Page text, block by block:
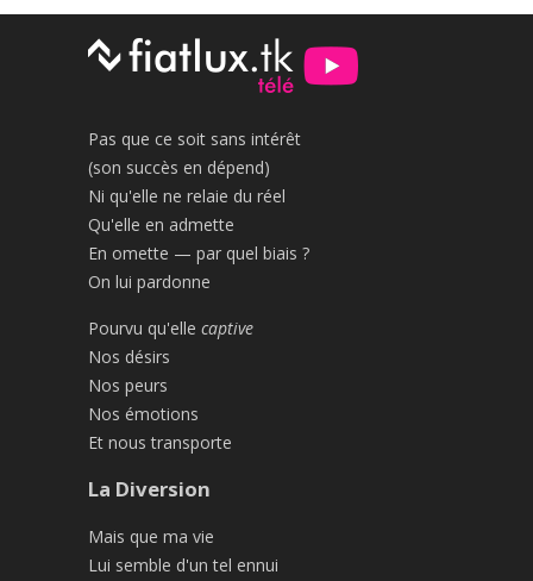
Pas que ce soit sans intérêt
(son succès en dépend)
Ni qu'elle ne relaie du réel
Qu'elle en admette
En omette — par quel biais ?
On lui pardonne
Pourvu qu'elle captive
Nos désirs
Nos peurs
Nos émotions
Et nous transporte
La Diversion
Mais que ma vie
Lui semble d'un tel ennui